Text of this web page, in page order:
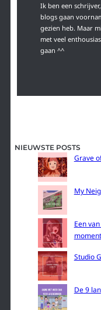
Ik ben een
blogs gaan
gezien heb. Maar
met veel
gaan ^^
NIEUWSTE POSTS
Grave
My
Een
Studio
De 9